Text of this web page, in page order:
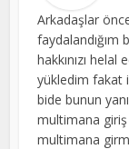
Arkadaşlar
faydalandığım
hakkınızı
yükledim fakat
bide bunun
multimana
multimana